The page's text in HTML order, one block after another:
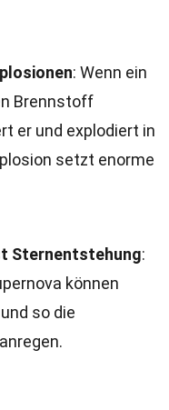
: Wenn ein
Brennstoff
er und explodiert in
setzt enorme
Sternentstehung:
können
so die